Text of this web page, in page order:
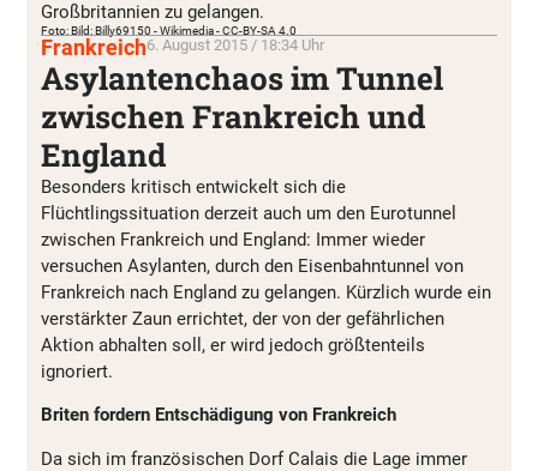
Großbritannien zu gelangen.
Foto: Bild: Billy69150 - Wikimedia - CC-BY-SA 4.0
Frankreich6. August 2015 / 18:34 Uhr
Asylantenchaos im Tunnel
zwischen Frankreich und
England
Besonders kritisch entwickelt sich die
Flüchtlingssituation derzeit auch um den Eurotunnel
zwischen Frankreich und England: Immer wieder
versuchen Asylanten, durch den Eisenbahntunnel von
Frankreich nach England zu gelangen. Kürzlich wurde ein
verstärkter Zaun errichtet, der von der gefährlichen
Aktion abhalten soll, er wird jedoch größtenteils
ignoriert.
Briten fordern Entschädigung von Frankreich
Da sich im französischen Dorf Calais die Lage immer